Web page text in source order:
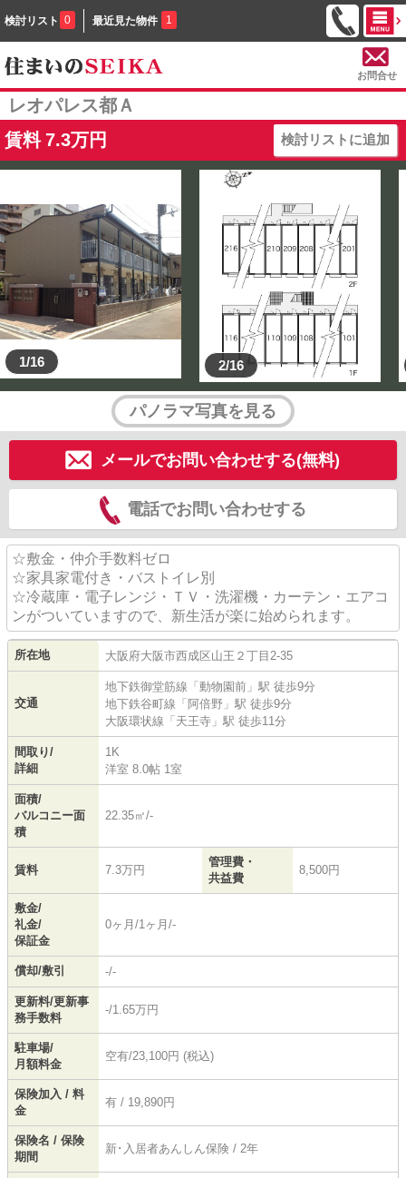
検討リスト 0 最近見た物件 1
お問合せ
レオパレス都Ａ
賃料 7.3万円 検討リストに追加
1/16 2/16
パノラマ写真を見る
メールでお問い合わせする(無料)
電話でお問い合わせする
☆敷金・仲介手数料ゼロ
☆家具家電付き・バストイレ別
☆冷蔵庫・電子レンジ・ＴＶ・洗濯機・カーテン・エアコ
ンがついていますので、新生活が楽に始められます。
所在地 大阪府大阪市西成区山王 ２丁目2-35
交通
地下鉄御堂筋線 「 動物園前 」駅 徒歩9分
地下鉄谷町線 「 阿倍野 」駅 徒歩9分
大阪環状線 「 天王寺 」駅 徒歩11分
間取り/
詳細
1K
洋室 8.0帖 1室
面積/
バルコニー面
積
22.35㎡/-
賃料 7.3万円
管理費・
共益費
8,500円
敷金/
礼金/
保証金
0ヶ月/1ヶ月/-
償却/敷引 -/-
更新料/更新事
務手数料
-/1.65万円
駐車場/
月額料金
空有/23,100円 (税込)
保険加入 / 料
金
有 / 19,890円
保険名 / 保険
期間
新･入居者あんしん保険 / 2年